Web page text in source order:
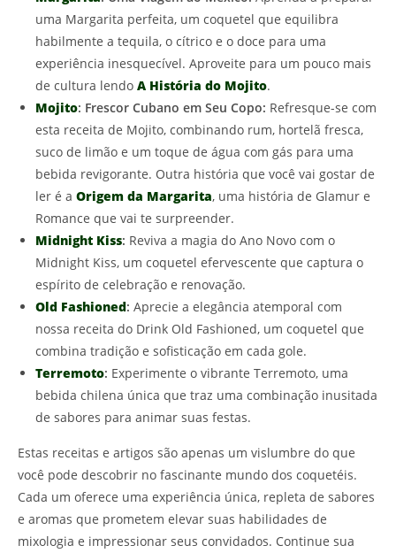
uma Margarita perfeita, um coquetel que equilibra
habilmente a tequila, o cítrico e o doce para uma
experiência inesquecível. Aproveite para um pouco mais
de cultura lendo A História do Mojito.
Mojito: Frescor Cubano em Seu Copo: Refresque-se com
esta receita de Mojito, combinando rum, hortelã fresca,
suco de limão e um toque de água com gás para uma
bebida revigorante. Outra história que você vai gostar de
ler é a Origem da Margarita, uma história de Glamur e
Romance que vai te surpreender.
Midnight Kiss: Reviva a magia do Ano Novo com o
Midnight Kiss, um coquetel efervescente que captura o
espírito de celebração e renovação.
Old Fashioned: Aprecie a elegância atemporal com
nossa receita do Drink Old Fashioned, um coquetel que
combina tradição e sofisticação em cada gole.
Terremoto: Experimente o vibrante Terremoto, uma
bebida chilena única que traz uma combinação inusitada
de sabores para animar suas festas.
Estas receitas e artigos são apenas um vislumbre do que
você pode descobrir no fascinante mundo dos coquetéis.
Cada um oferece uma experiência única, repleta de sabores
e aromas que prometem elevar suas habilidades de
mixologia e impressionar seus convidados. Continue sua